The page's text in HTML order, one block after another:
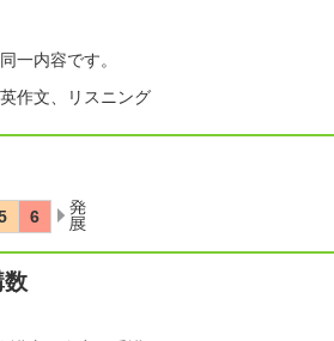
一内容です。
作文、リスニング
数